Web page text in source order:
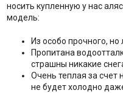
носить купленную у нас
модель:
Из особо прочного,
Пропитана
страшны никакие
Очень теплая за счет
не будет холодно